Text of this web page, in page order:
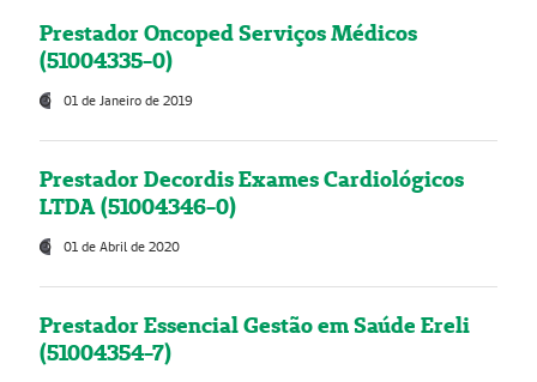
Prestador Oncoped Serviços Médicos
(51004335-0)
01 de Janeiro de 2019
Prestador Decordis Exames Cardiológicos
LTDA (51004346-0)
01 de Abril de 2020
Prestador Essencial Gestão em Saúde Ereli
(51004354-7)